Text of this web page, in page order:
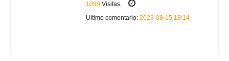
1090 Visitas.
Ultimo comentario: 2023-08-15 18:14